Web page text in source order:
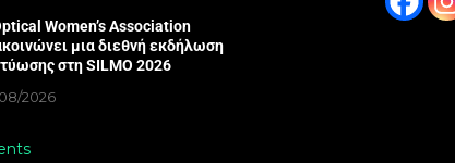
Women’s Association
μια διεθνή εκδήλωση
στη SILMO 2026
2026